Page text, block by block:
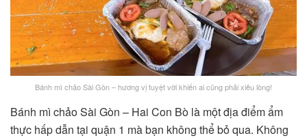
Bánh mì chảo Sài Gòn – hương vị tuyệt vời khiến ai cũng phải xiêu lòng!
Bánh mì chảo Sài Gòn – Hai Con Bò là một địa điểm ẩm
thực hấp dẫn tại quận 1 mà bạn không thể bỏ qua. Không